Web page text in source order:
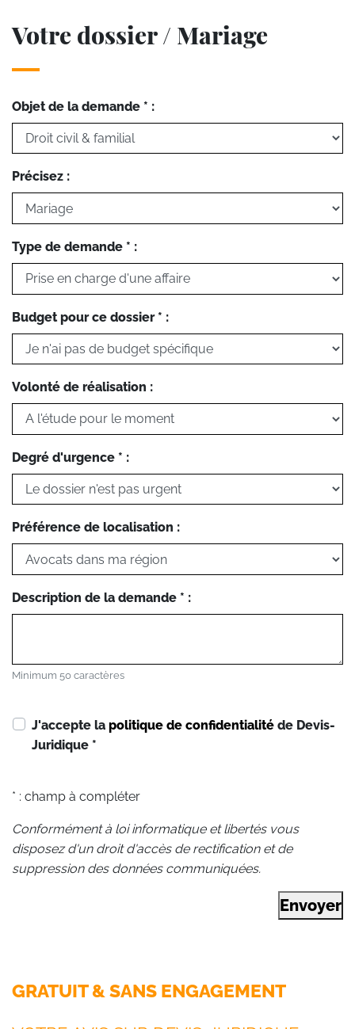
Votre dossier / Mariage
Objet de la demande * :
Précisez :
Type de demande * :
Budget pour ce dossier * :
Volonté de réalisation :
Degré d'urgence * :
Préférence de localisation :
Description de la demande * :
Minimum 50 caractères
J'accepte la politique de confidentialité de Devis-
Juridique *
* : champ à compléter
Conformément à loi informatique et libertés vous
disposez d'un droit d'accès de rectification et de
suppression des données communiquées.
Envoyer
GRATUIT & SANS ENGAGEMENT